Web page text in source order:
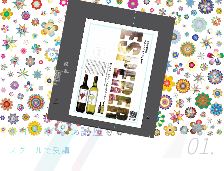
Point
01.
DTPデザイン講座を
スクールで受講